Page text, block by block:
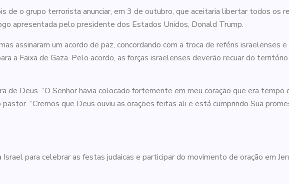
de o grupo terrorista anunciar, em 3 de outubro, que aceitaria libertar todos os
apresentada pelo presidente dos Estados Unidos, Donald Trump.
assinaram um acordo de paz, concordando com a troca de reféns israelenses
a Faixa de Gaza. Pelo acordo, as forças israelenses deverão recuar do
de Deus. “O Senhor havia colocado fortemente em meu coração que era
“Cremos que Deus ouviu as orações feitas ali e está cumprindo Sua
Israel para celebrar as festas judaicas e participar do movimento de oração em